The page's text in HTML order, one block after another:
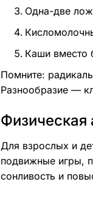
Одна-две
Каши вместо
Помните:
Разнообразие —
Физическая
Для взрослых и
подвижные игры,
сонливость и